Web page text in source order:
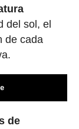
del sol, el
de cada
de